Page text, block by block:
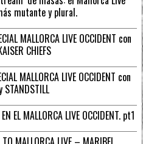
mutante y plural.
MALLORCA LIVE OCCIDENT con
CHIEFS
MALLORCA LIVE OCCIDENT con
STANDSTILL
EL MALLORCA LIVE OCCIDENT. pt1